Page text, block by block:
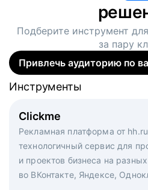
Подберите инструмент
за пару
Привлечь аудиторию по
Clickme
Рекламная платформа от
технологичный сервис для
и проектов бизнеса на
во ВКонтакте, Яндексе,
Инструменты
Вакансия дня
Рекламный формат для
hh.ru. Увеличивает
Инструменты
Массовый подбор под ключ.
кандидатов и когда вам
маркетологи, рекрутеры и
hh.ru с целым набором digital-
Инструменты